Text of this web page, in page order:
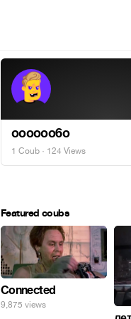
oooooo6o
1 Coub · 124 Views
Featured coubs
Connected
9,875 views